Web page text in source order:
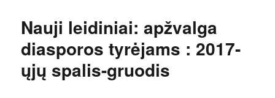
Nauji leidiniai: apžvalga
diasporos tyrėjams : 2017-
ųjų spalis-gruodis